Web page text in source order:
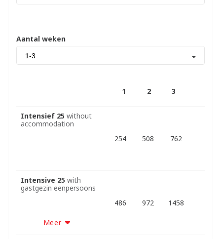
Aantal weken
1-3
Intensief 25without
accommodation
Intensive 25with
gastgezin eenpersoons
Meer
1 2 3
254 508 762
486 972 1458